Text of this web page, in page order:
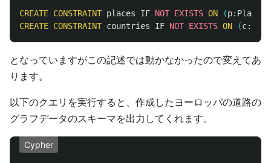
CREATE CONSTRAINT places IF NOT EXISTS ON (p: Place
CREATE CONSTRAINT countries IF NOT EXISTS ON (c:
となっていますがこの記述では動かなかったので変えてあ
ります。
以下のクエリを実行すると、作成したヨーロッパの道路の
グラフデータのスキーマを出力してくれます。
Cypher